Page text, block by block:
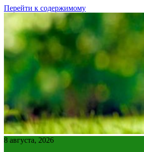
Перейти к содержимому
8 августа, 2026